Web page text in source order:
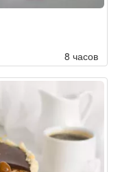
8 часов